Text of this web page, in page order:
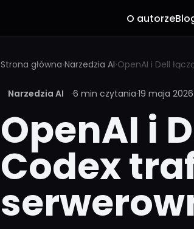
O autorze
Strona główna›Narzedzia AI›
Narzedzia AI ·6 min czytania·19 maja 2026
OpenAI i
Codex